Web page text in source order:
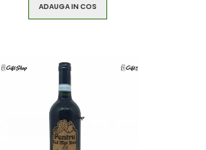
ADAUGA IN COS